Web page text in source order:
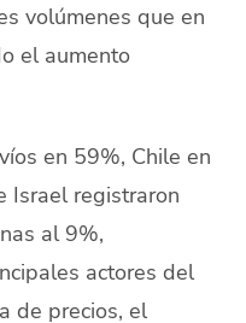
volúmenes que en
el aumento
en 59%, Chile en
Israel registraron
al 9%,
actores del
de precios, el